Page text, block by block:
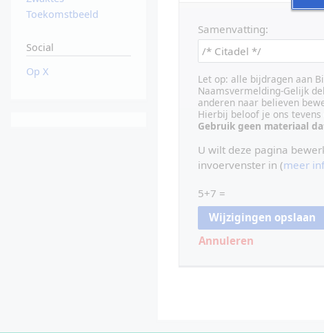
Samenvatting:
Let op: alle bijdragen aan
Naamsvermelding-Gelijk
anderen naar believen
Hierbij beloof je ons
Gebruik geen materiaal
U wilt deze pagina
invoervenster in (meer
5+7 =
Annuleren
Toekomstbeeld
Social
Op X